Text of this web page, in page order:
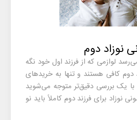
نوزاد دوم
لوازمی که از فرزند اول خود نگه
دوم کافی هستند و تنها به خریدهای
با یک بررسی دقیق‌تر متوجه می‌شوید
نوزاد برای فرزند دوم کاملاً باید نو